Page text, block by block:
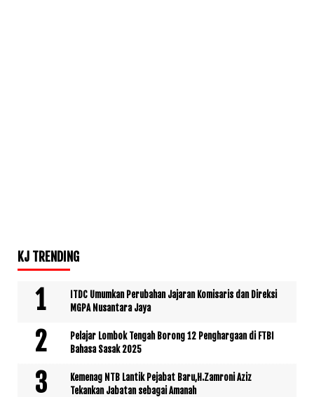
KJ TRENDING
ITDC Umumkan Perubahan Jajaran Komisaris dan Direksi
MGPA Nusantara Jaya
Pelajar Lombok Tengah Borong 12 Penghargaan di FTBI
Bahasa Sasak 2025
Kemenag NTB Lantik Pejabat Baru,H.Zamroni Aziz
Tekankan Jabatan sebagai Amanah